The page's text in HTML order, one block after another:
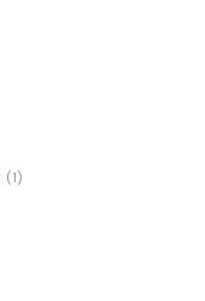
(1)